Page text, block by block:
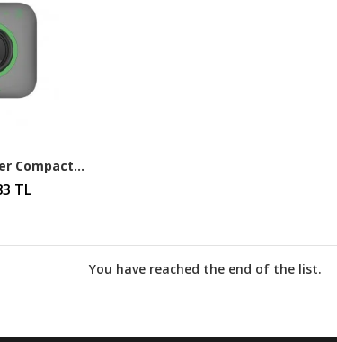
Autel MaxiCharger Compact Kablosuz 22kW Elektrikli Araç Şarj İstasyonu
TL
You have reached the end of the list.